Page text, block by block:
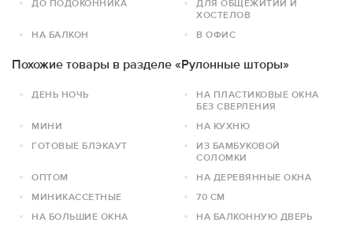
ДО ПОДОКОННИКА
ДЛЯ ОБЩЕЖИТИЙ И
ХОСТЕЛОВ
НА БАЛКОН
В ОФИС
Похожие товары в разделе «Рулонные шторы»
ДЕНЬ НОЧЬ
НА ПЛАСТИКОВЫЕ ОКНА
БЕЗ СВЕРЛЕНИЯ
МИНИ
НА КУХНЮ
ГОТОВЫЕ БЛЭКАУТ
ИЗ БАМБУКОВОЙ
СОЛОМКИ
ОПТОМ
НА ДЕРЕВЯННЫЕ ОКНА
МИНИКАССЕТНЫЕ
70 СМ
НА БОЛЬШИЕ ОКНА
НА БАЛКОННУЮ ДВЕРЬ